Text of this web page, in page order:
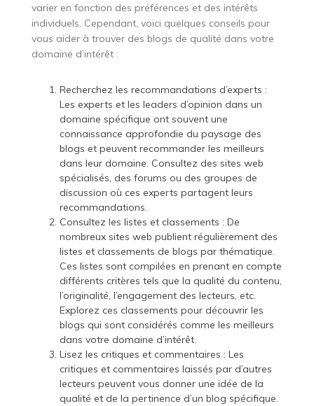
varier en fonction des préférences et des intérêts
individuels. Cependant, voici quelques conseils pour
vous aider à trouver des blogs de qualité dans votre
domaine d’intérêt :
Recherchez les recommandations d’experts :
Les experts et les leaders d’opinion dans un
domaine spécifique ont souvent une
connaissance approfondie du paysage des
blogs et peuvent recommander les meilleurs
dans leur domaine. Consultez des sites web
spécialisés, des forums ou des groupes de
discussion où ces experts partagent leurs
recommandations.
Consultez les listes et classements : De
nombreux sites web publient régulièrement des
listes et classements de blogs par thématique.
Ces listes sont compilées en prenant en compte
différents critères tels que la qualité du contenu,
l’originalité, l’engagement des lecteurs, etc.
Explorez ces classements pour découvrir les
blogs qui sont considérés comme les meilleurs
dans votre domaine d’intérêt.
Lisez les critiques et commentaires : Les
critiques et commentaires laissés par d’autres
lecteurs peuvent vous donner une idée de la
qualité et de la pertinence d’un blog spécifique.